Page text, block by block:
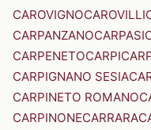
CAROVIGNOCAROVILLI
CARPANZANO
CARPENETOCARPI
CARPIGNANO SESIA
CARPINETO ROMANO
CARPINONECARRARA